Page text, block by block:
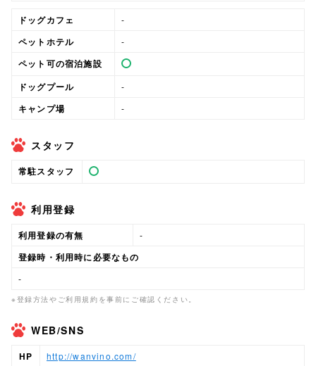
ドッグカフェ -
ペットホテル -
ペット可の宿泊施設
ドッグプール
-
キャンプ場 -
スタッフ
常駐スタッフ
利用登録
利用登録の有無 -
登録時・利用時に必要なもの
-
※登録方法やご利用規約を事前にご確認ください。
WEB/SNS
HP http://wanvino.com/